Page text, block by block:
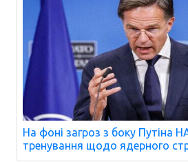
На фоні загроз з боку Путіна
тренування щодо ядерного